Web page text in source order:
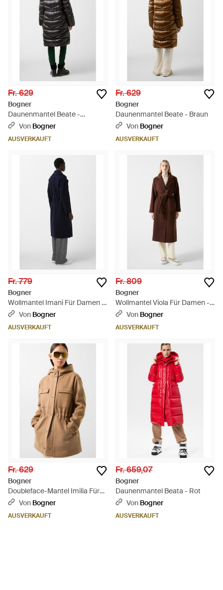
Fr. 629
Bogner
Daunenmantel Beate -
Schwarz
Von Bogner
AUSVERKAUFT
Fr. 629
Bogner
Daunenmantel Beate - Braun
Von Bogner
AUSVERKAUFT
Fr. 779
Bogner
Wollmantel Imani Für Damen -
BlauVon Bogner
AUSVERKAUFT
Fr. 809
Bogner
Wollmantel Viola Für Damen -
Braun
Von Bogner
AUSVERKAUFT
Fr. 629
Bogner
Doubleface-Mantel Imilia Für
Damen - Natur
Von Bogner
AUSVERKAUFT
Fr. 659,07
Bogner
Daunenmantel Beata - Rot
Von Bogner
AUSVERKAUFT